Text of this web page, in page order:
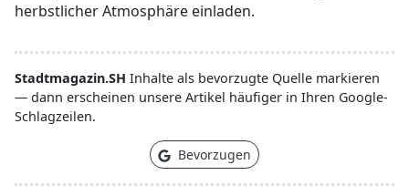
herbstlicher Atmosphäre einladen.
Stadtmagazin.SH Inhalte als bevorzugte Quelle markieren
— dann erscheinen unsere Artikel häufiger in Ihren Google-
Schlagzeilen.
Bevorzugen